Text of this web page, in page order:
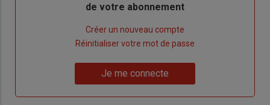
de votre abonnement
Créer un nouveau compte
de
Réinitialiser votre mot de passe
me
Je me connecte